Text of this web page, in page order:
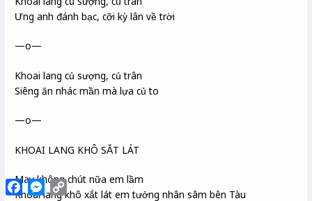
Ưng anh đánh bạc, cỡi kỳ lân về trời
—o—
Khoai lang củ sượng, củ trân
Siêng ăn nhác mần mà lựa củ to
—o—
KHOAI LANG KHÔ SẮT LÁT
May không chút nữa em lầm
Khoai lang khô xắt lát em tưởng nhân sâm bên Tàu
FacebookMessenger
Copy
Link